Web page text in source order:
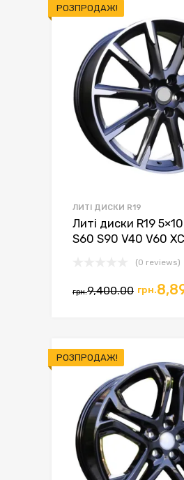
РОЗПРОДАЖ!
ЛИТІ ДИСКИ R19
Литі диски R19
S60 S90 V40 V60
(0 reviews)
грн.9,400.00 грн.
РОЗПРОДАЖ!